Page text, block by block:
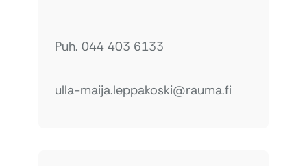
Puh. 044 403 6133
ulla-maija.leppakoski@rauma.fi